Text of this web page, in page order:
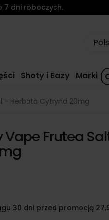
Shoty i Bazy Marki
7 dni roboczych.
- Herbata Cytryna 20mg
Vape Frutea
30 dni przed promocją